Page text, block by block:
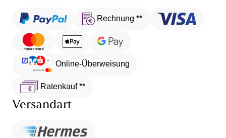
Rechnung **
Online-Überweisung
Ratenkauf **
Versandart